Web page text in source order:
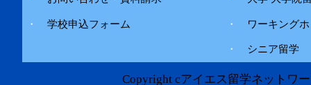
・ 学校申込フォーム ・ ワーキング
・ シニア留学
Copyright cアイエス留学ネットワ